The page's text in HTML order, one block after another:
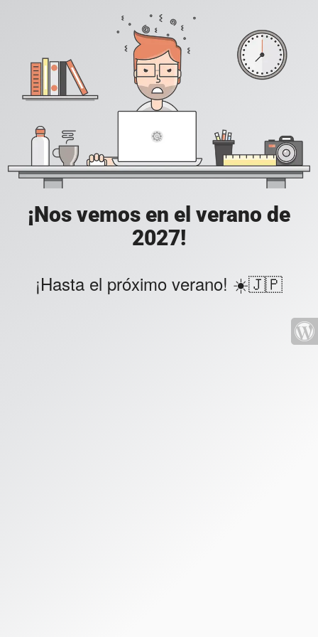
¡Nos vemos en el verano de
2027!
¡Hasta el próximo verano! ☀️🇯🇵